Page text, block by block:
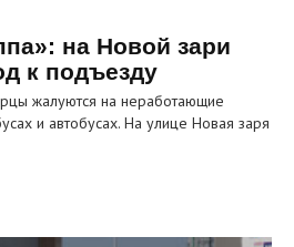
на Новой зари
к подъезду
жалуются на неработающие
и автобусах. На улице Новая заря